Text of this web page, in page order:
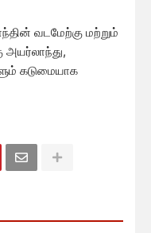
வடமேற்கு மற்றும்
அயர்லாந்து,
கடுமையாக